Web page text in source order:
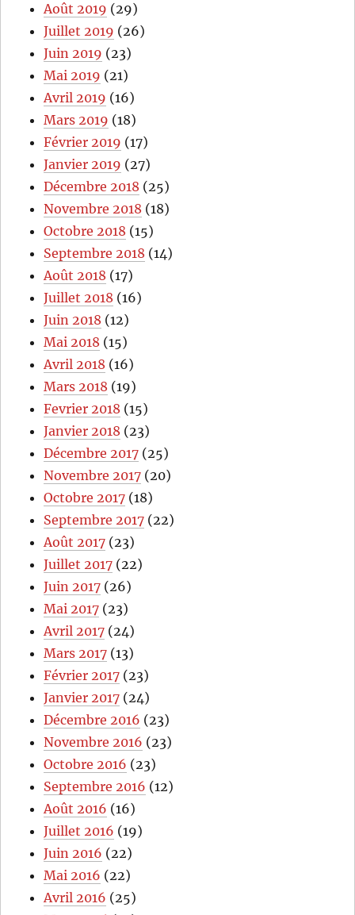
Août 2019 (29)
Juillet 2019 (26)
Juin 2019 (23)
Mai 2019 (21)
Avril 2019 (16)
Mars 2019 (18)
Février 2019 (17)
Janvier 2019 (27)
Décembre 2018 (25)
Novembre 2018 (18)
Octobre 2018 (15)
Septembre 2018 (14)
Août 2018 (17)
Juillet 2018 (16)
Juin 2018 (12)
Mai 2018 (15)
Avril 2018 (16)
Mars 2018 (19)
Fevrier 2018 (15)
Janvier 2018 (23)
Décembre 2017 (25)
Novembre 2017 (20)
Octobre 2017 (18)
Septembre 2017 (22)
Août 2017 (23)
Juillet 2017 (22)
Juin 2017 (26)
Mai 2017 (23)
Avril 2017 (24)
Mars 2017 (13)
Février 2017 (23)
Janvier 2017 (24)
Décembre 2016 (23)
Novembre 2016 (23)
Octobre 2016 (23)
Septembre 2016 (12)
Août 2016 (16)
Juillet 2016 (19)
Juin 2016 (22)
Mai 2016 (22)
Avril 2016 (25)